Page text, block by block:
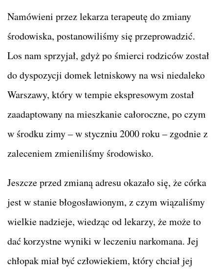
Namówieni przez lekarza terapeutę do zmiany
środowiska, postanowiliśmy się przeprowadzić.
Los nam sprzyjał, gdyż po śmierci rodziców został
do dyspozycji domek letniskowy na wsi niedaleko
Warszawy, który w tempie ekspresowym został
zaadaptowany na mieszkanie całoroczne, po czym
w środku zimy – w styczniu 2000 roku – zgodnie z
zaleceniem zmieniliśmy środowisko.
Jeszcze przed zmianą adresu okazało się, że córka
jest w stanie błogosławionym, z czym wiązaliśmy
wielkie nadzieje, wiedząc od lekarzy, że może to
dać korzystne wyniki w leczeniu narkomana. Jej
chłopak miał być człowiekiem, który chciał jej